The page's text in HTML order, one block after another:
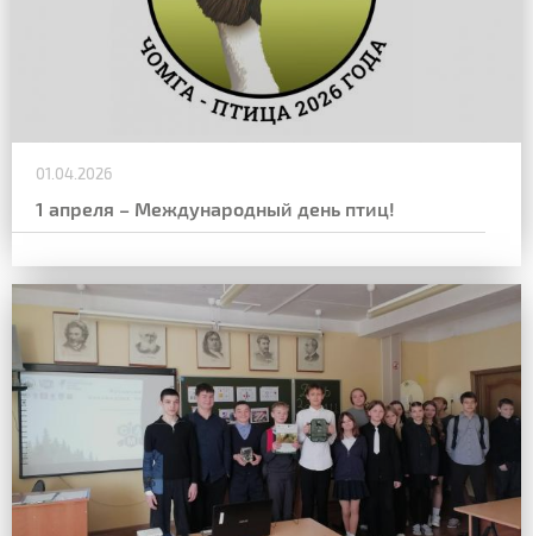
01.04.2026
1 апреля – Международный день птиц!